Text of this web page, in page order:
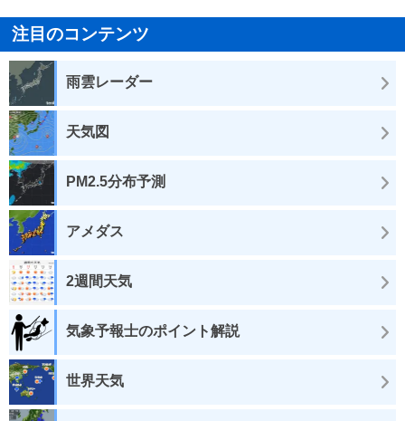
注目のコンテンツ
雨雲レーダー
天気図
PM2.5分布予測
アメダス
2週間天気
気象予報士のポイント解説
世界天気